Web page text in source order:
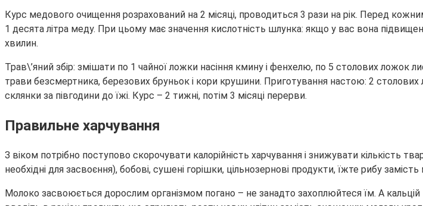
Курс медового очищення розрахований на 2 місяці, проводиться 3 рази на рік. Перед
1 десята літра меду. При цьому має значення кислотність шлунка: якщо у вас вона
хвилин.
Трав\’яний збір: змішати по 1 чайної ложки насіння кмину і фенхелю, по 5 столових ложок
трави безсмертника, березових бруньок і кори крушини. Приготування настою: 2
склянки за півгодини до їжі. Курс – 2 тижні, потім 3 місяці перерви.
Правильне харчування
З віком потрібно поступово скорочувати калорійність харчування і знижувати кількість
необхідні для засвоєння), бобові, сушені горішки, цільнозернові продукти, їжте рибу замість
Молоко засвоюється дорослим організмом погано – не занадто захоплюйтеся їм. А